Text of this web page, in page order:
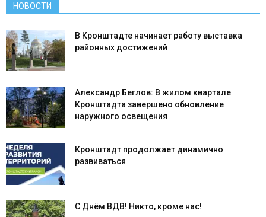
НОВОСТИ
В Кронштадте начинает работу выставка
районных достижений
Александр Беглов: В жилом квартале
Кронштадта завершено обновление
наружного освещения
Кронштадт продолжает динамично
развиваться
С Днём ВДВ! Никто, кроме нас!